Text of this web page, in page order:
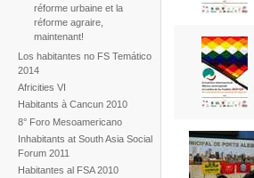
réforme urbaine et la
réforme agraire,
maintenant!
Los habitantes no FS Temático
2014
Africities VI
Habitants à Cancun 2010
8° Foro Mesoamericano
Inhabitants at South Asia Social
Forum 2011
Habitantes al FSA 2010